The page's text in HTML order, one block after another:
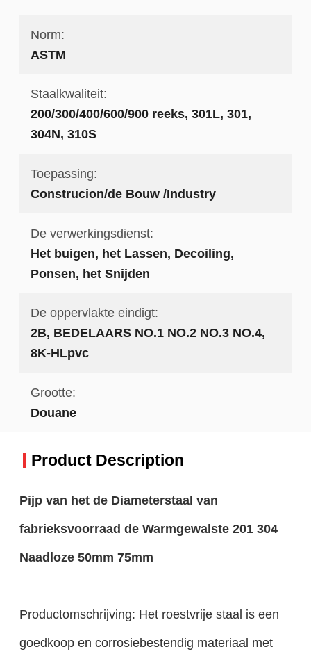
Norm:
ASTM
Staalkwaliteit:
200/300/400/600/900 reeks, 301L, 301,
304N, 310S
Toepassing:
Construcion/de Bouw /Industry
De verwerkingsdienst:
Het buigen, het Lassen, Decoiling,
Ponsen, het Snijden
De oppervlakte eindigt:
2B, BEDELAARS NO.1 NO.2 NO.3 NO.4,
8K-HLpvc
Grootte:
Douane
Product Description
Pijp van het de Diameterstaal van
fabrieksvoorraad de Warmgewalste 201 304
Naadloze 50mm 75mm
Productomschrijving: Het roestvrije staal is een
goedkoop en corrosiebestendig materiaal met